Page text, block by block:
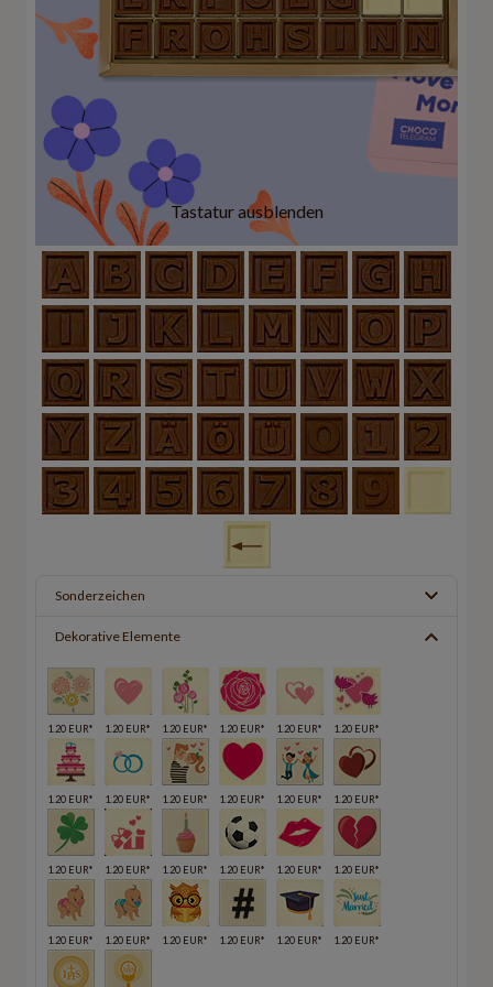
Tastatur ausblenden
Sonderzeichen
Dekorative Elemente
1.20 EUR* 1.20 EUR* 1.20 EUR* 1.20 EUR* 1.20 EUR* 1.20 EUR*
1.20 EUR* 1.20 EUR* 1.20 EUR* 1.20 EUR* 1.20 EUR* 1.20 EUR*
1.20 EUR* 1.20 EUR* 1.20 EUR* 1.20 EUR* 1.20 EUR* 1.20 EUR*
1.20 EUR* 1.20 EUR* 1.20 EUR* 1.20 EUR* 1.20 EUR* 1.20 EUR*